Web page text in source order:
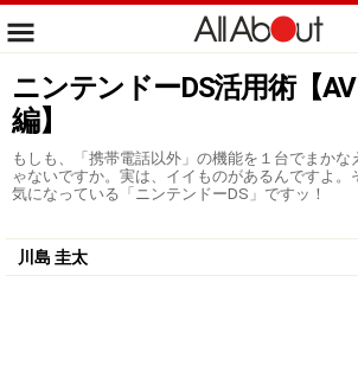
ニンテンドーDS活用術【
編】
もしも、「携帯電話以外」の機能を１台でまかな
ゃないですか。実は、イイものがあるんですよ。
気になっている「ニンテンドーDS」ですッ！
川島 圭太